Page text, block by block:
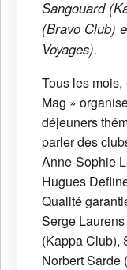
Sangouard
(Bravo Club)
Voyages).
Tous les
Mag »
déjeuners
parler des
Anne-Sophie
Hugues
Qualité
Serge
(Kappa Club),
Norbert Sarde